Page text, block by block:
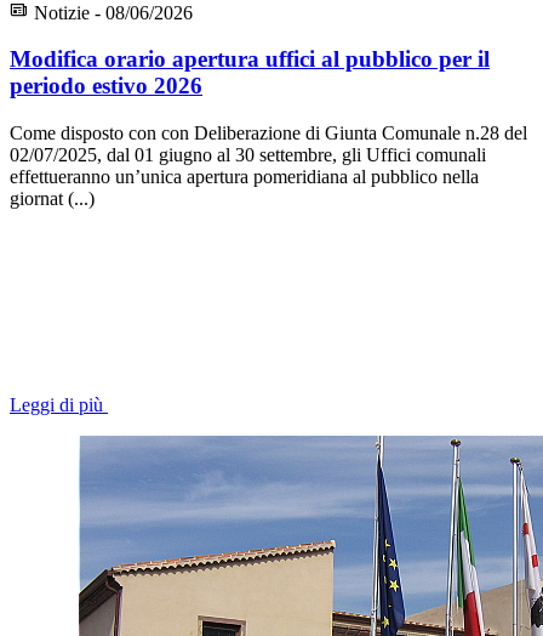
Notizie - 08/06/2026
Modifica orario apertura uffici al pubblico per il
periodo estivo 2026
Come disposto con con Deliberazione di Giunta Comunale n.28 del
02/07/2025, dal 01 giugno al 30 settembre, gli Uffici comunali
effettueranno un’unica apertura pomeridiana al pubblico nella
giornat (...)
Leggi di più